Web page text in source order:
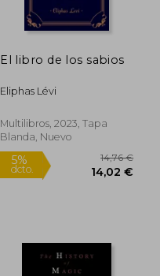
El libro de los sabios
Eliphas Lévi
Multilibros, 2023, Tapa
Blanda, Nuevo